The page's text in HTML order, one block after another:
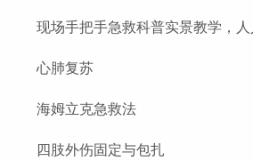
现场手把手急救科普实景教学，人
心肺复苏
海姆立克急救法
四肢外伤固定与包扎